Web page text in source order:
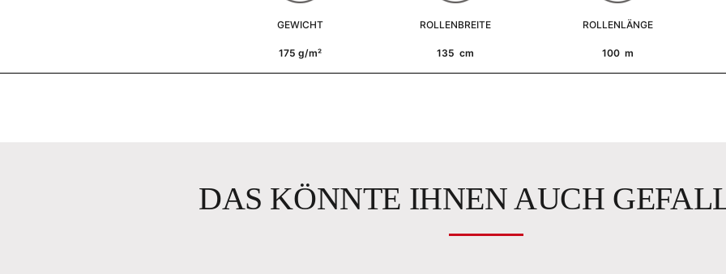
GEWICHT
175 g/m²
ROLLENBREITE
135 cm
ROLLENLÄNGE
100 m
DAS KÖNNTE IHNEN AUCH